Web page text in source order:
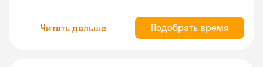
Читать дальше Подобрать время